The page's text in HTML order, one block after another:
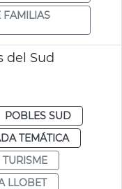
FAMILIAS
del Sud
POBLES SUD
TEMÁTICA
TURISME
LLOBET